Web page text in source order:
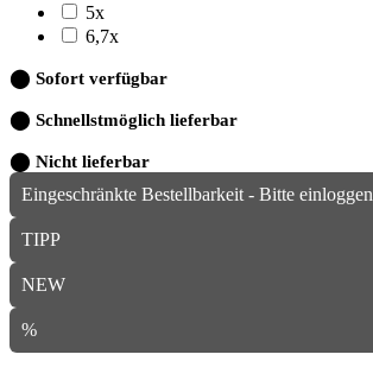
5x
6,7x
⬤ Sofort verfügbar
⬤ Schnellstmöglich lieferbar
⬤ Nicht lieferbar
Eingeschränkte Bestellbarkeit - Bitte einloggen
TIPP
NEW
%